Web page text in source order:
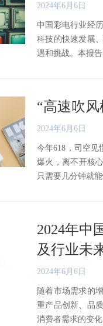
2024年6月6日
中国彩电行业经
科技的快速发展
遇和挑战。本报
“高速吹
2024年6月6日
今年618，司空见
爆火，离不开核
只需要几分钟就
2024年中
及行业未
2024年6月6日
随着市场需求的
重产品创新、品
消费者需求的变